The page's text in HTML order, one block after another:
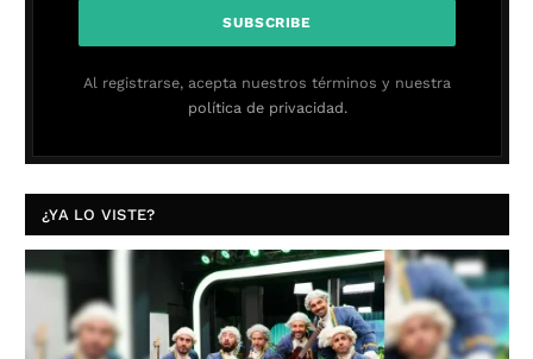
Al registrarse, acepta nuestros términos y nuestra
política de privacidad.
¿YA LO VISTE?